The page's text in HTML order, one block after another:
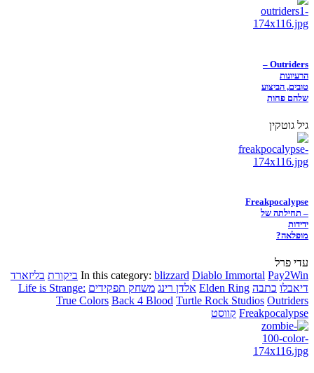
Outriders –
הרעיונות
טובים, הביצוע
שלהם פחות
גיל גוטקין
Freakpocalypse
– תחילתה של
ידידות
מופלאה?
עדי פרל
In this category: blizzard Diablo Immortal Pay2Win ביקורת בליזארד
דיאבלו כתבה Elden Ring אלדן רינג משחק תפקידים Life is Strange:
True Colors Back 4 Blood Turtle Rock Studios Outriders
Freakpocalypse קווסט